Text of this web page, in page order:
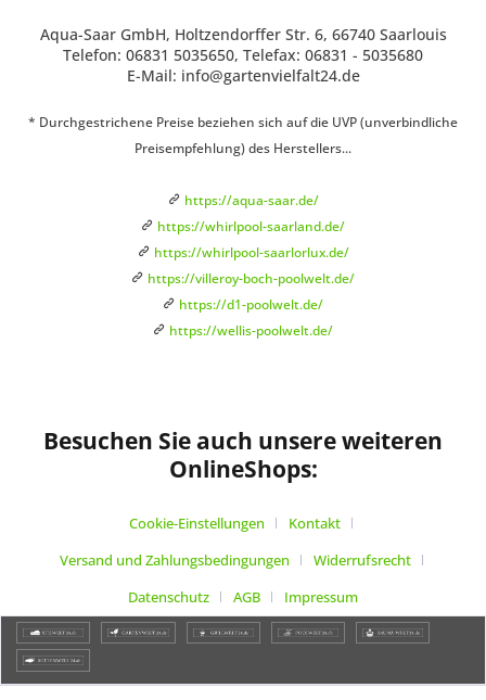
Aqua-Saar GmbH, Holtzendorffer Str. 6, 66740 Saarlouis
Telefon: 06831 5035650, Telefax: 06831 - 5035680
E-Mail: info@gartenvielfalt24.de
* Durchgestrichene Preise beziehen sich auf die UVP (unverbindliche
Preisempfehlung) des Herstellers...
https://aqua-saar.de/
https://whirlpool-saarland.de/
https://whirlpool-saarlorlux.de/
https://villeroy-boch-poolwelt.de/
https://d1-poolwelt.de/
https://wellis-poolwelt.de/
Besuchen Sie auch unsere weiteren
OnlineShops:
Cookie-Einstellungen
Kontakt
Versand und Zahlungsbedingungen
Widerrufsrecht
Datenschutz
AGB Impressum